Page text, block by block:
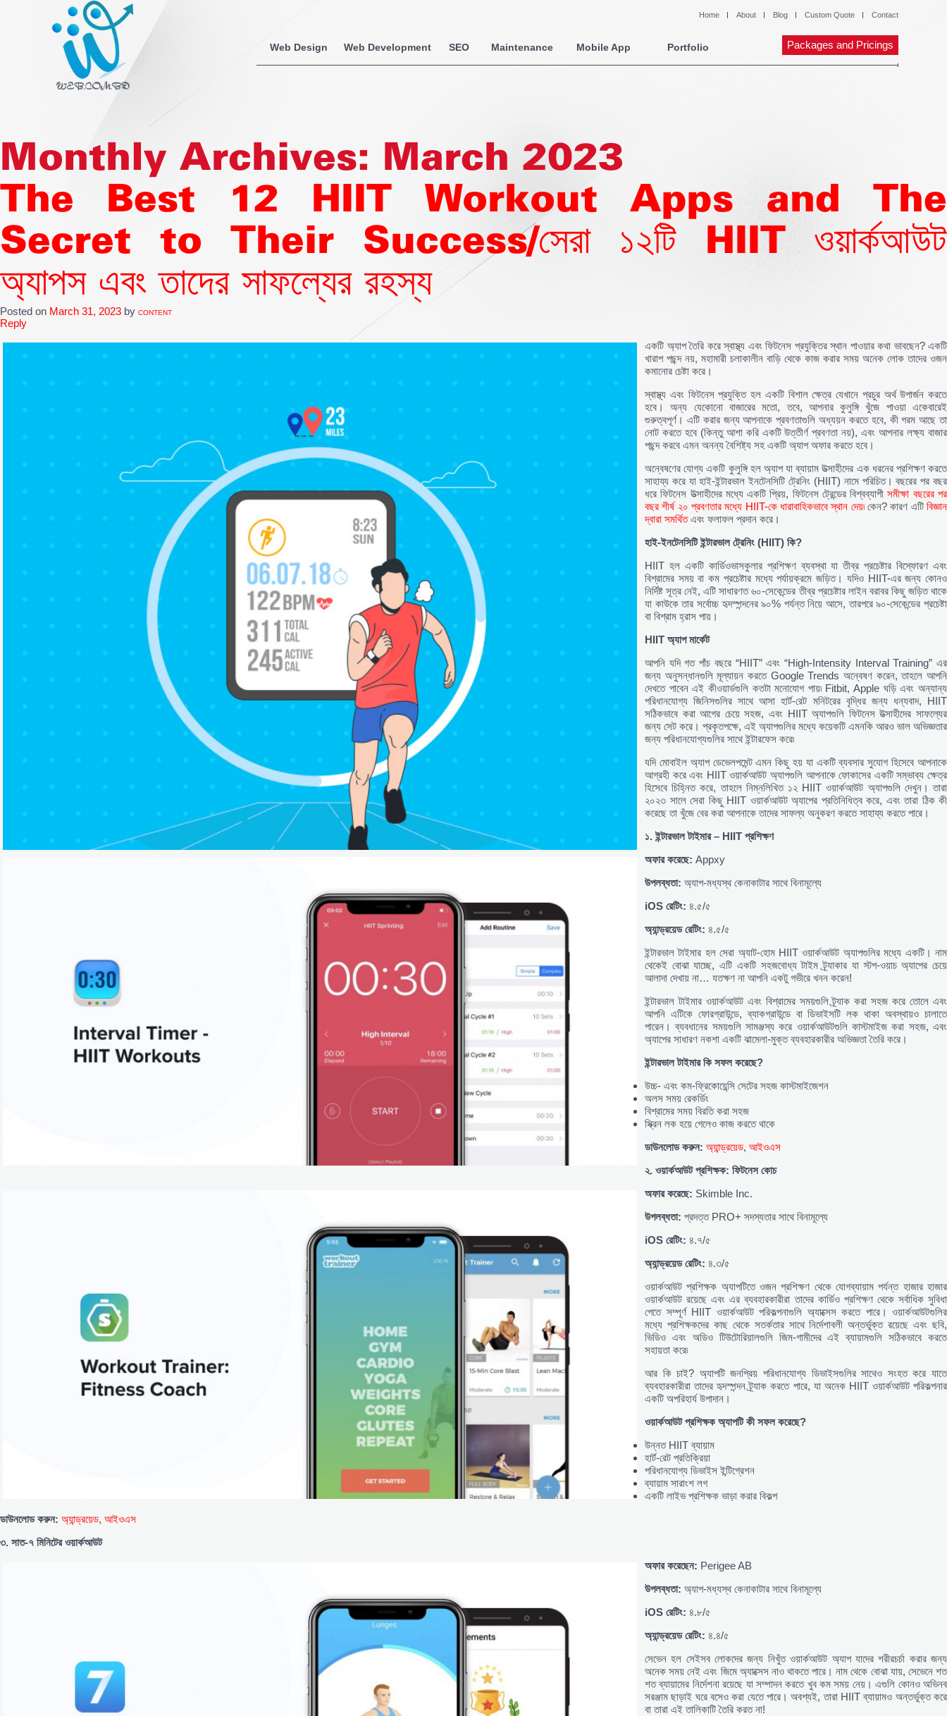
Home About Blog Custom Quote Contact
Web Design Web Development SEO Maintenance Mobile App Portfolio Packages and Pricings
Monthly Archives:
March 2023
The Best 12 HIIT Workout Apps and The
Secret to Their Success/সেরা ১২টি HIIT ওয়ার্কআউট
অ্যাপস এবং তাদের সাফল্যের রহস্য
Posted on March 31, 2023 by CONTENT
Reply
একটি অ্যাপ তৈরি করে স্বাস্থ্য এবং ফিটনেস প্রযুক্তির স্থান পাওয়ার কথা ভাবছেন? একটি
খারাপ পছন্দ নয়, মহামারী চলাকালীন বাড়ি থেকে কাজ করার সময় অনেক লোক তাদের ওজন
কমানোর চেষ্টা করে।
স্বাস্থ্য এবং ফিটনেস প্রযুক্তি হল একটি বিশাল ক্ষেত্র যেখানে প্রচুর অর্থ উপার্জন করতে
হবে। অন্য যেকোনো বাজারের মতো, তবে, আপনার কুলুঙ্গি খুঁজে পাওয়া একেবারেই
গুরুত্বপূর্ণ। এটি করার জন্য আপনাকে প্রবণতাগুলি অধ্যয়ন করতে হবে, কী গরম আছে তা
নোট করতে হবে (কিন্তু আশা করি একটি উত্তীর্ণ প্রবণতা নয়), এবং আপনার লক্ষ্য বাজার
পছন্দ করবে এমন অনন্য বৈশিষ্ট্য সহ একটি অ্যাপ অফার করতে হবে।
অন্বেষণের যোগ্য একটি কুলুঙ্গি হল অ্যাপ যা ব্যায়াম উত্সাহীদের এক ধরনের প্রশিক্ষণ করতে
সাহায্য করে যা হাই-ইন্টারভাল ইনটেনসিটি ট্রেনিং (HIIT) নামে পরিচিত। বছরের পর বছর
ধরে ফিটনেস উত্সাহীদের মধ্যে একটি প্রিয়, ফিটনেস ট্রেন্ডের বিশ্বব্যাপীসমীক্ষা বছরের পর
বছর শীর্ষ ২০ প্রবণতার মধ্যে HIIT-কে ধারাবাহিকভাবে স্থান দেয়৷কেন? কারণ এটিবিজ্ঞান
দ্বারা সমর্থিতএবং ফলাফল প্রদান করে।
হাই-ইনটেনসিটিইন্টারভালট্রেনিং (HIIT) কি?
HIIT হল একটি কার্ডিওভাসকুলার প্রশিক্ষণ ব্যবস্থা যা তীব্র প্রচেষ্টার বিস্ফোরণ এবং
বিশ্রামের সময় বা কম প্রচেষ্টার মধ্যে পর্যায়ক্রমে জড়িত। যদিও HIIT-এর জন্য কোনও
নির্দিষ্ট সূত্র নেই, এটি সাধারণত ৬০-সেকেন্ডের তীব্র প্রচেষ্টার লাইন বরাবর কিছু জড়িত থাকে
যা কাউকে তার সর্বোচ্চ হৃদস্পন্দনের ৯০% পর্যন্ত নিয়ে আসে, তারপরে ৯০-সেকেন্ডের প্রচেষ্টা
বা বিশ্রাম হ্রাস পায়।
HIIT অ্যাপমার্কেট
আপনি যদি গত পাঁচ বছরে “HIIT” এবং “High-Intensity Interval Training” এর
জন্য অনুসন্ধানগুলি মূল্যায়ন করতে Google Trends অন্বেষণ করেন, তাহলে আপনি
দেখতে পাবেন এই কীওয়ার্ডগুলি কতটা মনোযোগ পায়৷ Fitbit, Apple ঘড়ি এবং অন্যান্য
পরিধানযোগ্য জিনিসগুলির সাথে আসা হার্ট-রেট মনিটরের বৃদ্ধির জন্য ধন্যবাদ, HIIT
সঠিকভাবে করা আগের চেয়ে সহজ, এবং HIIT অ্যাপগুলি ফিটনেস উত্সাহীদের সাফল্যের
জন্য সেট করে। প্রকৃতপক্ষে, এই অ্যাপগুলির মধ্যে কয়েকটি এমনকি আরও ভাল অভিজ্ঞতার
জন্য পরিধানযোগ্যগুলির সাথে ইন্টারফেস করে৷
যদি মোবাইল অ্যাপ ডেভেলপমেন্ট এমন কিছু হয় যা একটি ব্যবসার সুযোগ হিসেবে আপনাকে
আগ্রহী করে এবং HIIT ওয়ার্কআউট অ্যাপগুলি আপনাকে ফোকাসের একটি সম্ভাব্য ক্ষেত্র
হিসেবে চিহ্নিত করে, তাহলে নিম্নলিখিত ১২ HIIT ওয়ার্কআউট অ্যাপগুলি দেখুন। তারা
২০২৩ সালে সেরা কিছু HIIT ওয়ার্কআউট অ্যাপের প্রতিনিধিত্ব করে, এবং তারা ঠিক কী
করেছে তা খুঁজে বের করা আপনাকে তাদের সাফল্য অনুকরণ করতে সাহায্য করতে পারে।
১.ইন্টারভালটাইমার – HIIT প্রশিক্ষণ
অফারকরেছে: Appxy
উপলব্ধতা: অ্যাপ-মধ্যস্থ কেনাকাটার সাথে বিনামূল্যে
iOS রেটিং: ৪.৫/৫
অ্যান্ড্রয়েডরেটিং: ৪.৫/৫
ইন্টারভাল টাইমার হল সেরা অ্যাট-হোম HIIT ওয়ার্কআউট অ্যাপগুলির মধ্যে একটি। নাম
থেকেই বোঝা যাচ্ছে, এটি একটি সহজবোধ্য টাইম ট্র্যাকার যা স্টপ-ওয়াচ অ্যাপের চেয়ে
আলাদা দেখায় না… যতক্ষণ না আপনি একটু গভীরে খনন করেন!
ইন্টারভাল টাইমার ওয়ার্কআউট এবং বিশ্রামের সময়গুলি ট্র্যাক করা সহজ করে তোলে এবং
আপনি এটিকে ফোরগ্রাউন্ডে, ব্যাকগ্রাউন্ডে বা ডিভাইসটি লক থাকা অবস্থায়ও চালাতে
পারেন। ব্যবধানের সময়গুলি সামঞ্জস্য করে ওয়ার্কআউটগুলি কাস্টমাইজ করা সহজ, এবং
অ্যাপের সাধারণ নকশা একটি ঝামেলা-মুক্ত ব্যবহারকারীর অভিজ্ঞতা তৈরি করে।
ইন্টারভালটাইমারকিসফলকরেছে?
উচ্চ- এবং কম-ফ্রিকোয়েন্সি সেটের সহজ কাস্টমাইজেশন
অলস সময় রেকর্ডিং
বিশ্রামের সময় বিরতি করা সহজ
স্ক্রিন লক হয়ে গেলেও কাজ করতে থাকে
ডাউনলোডকরুন: অ্যান্ড্রয়েড, আইওএস
২. ওয়ার্কআউটপ্রশিক্ষক: ফিটনেসকোচ
অফারকরেছে: Skimble Inc.
উপলব্ধতা: প্রদত্ত PRO+ সদস্যতার সাথে বিনামূল্যে
iOS রেটিং: ৪.৭/৫
অ্যান্ড্রয়েডরেটিং: ৪.৩/৫
ওয়ার্কআউট প্রশিক্ষক অ্যাপটিতে ওজন প্রশিক্ষণ থেকে যোগব্যায়াম পর্যন্ত হাজার হাজার
ওয়ার্কআউট রয়েছে এবং এর ব্যবহারকারীরা তাদের কার্ডিও প্রশিক্ষণ থেকে সর্বাধিক সুবিধা
পেতে সম্পূর্ণ HIIT ওয়ার্কআউট পরিকল্পনাগুলি অ্যাক্সেস করতে পারে। ওয়ার্কআউটগুলির
মধ্যে প্রশিক্ষকদের কাছ থেকে সতর্কতার সাথে নির্দেশাবলী অন্তর্ভুক্ত রয়েছে এবং ছবি,
ভিডিও এবং অডিও টিউটোরিয়ালগুলি জিম-গামীদের এই ব্যায়ামগুলি সঠিকভাবে করতে
সহায়তা করে৷
আর কি চাই? অ্যাপটি জনপ্রিয় পরিধানযোগ্য ডিভাইসগুলির সাথেও সংহত করে যাতে
ব্যবহারকারীরা তাদের হৃদস্পন্দন ট্র্যাক করতে পারে, যা অনেক HIIT ওয়ার্কআউট পরিকল্পনার
একটি অপরিহার্য উপাদান।
ওয়ার্কআউটপ্রশিক্ষকঅ্যাপটিকীসফলকরেছে?
উন্নত HIIT ব্যায়াম
হার্ট-রেট প্রতিক্রিয়া
পরিধানযোগ্য ডিভাইস ইন্টিগ্রেশন
ব্যায়াম সারাংশ লগ
একটি লাইভ প্রশিক্ষক ভাড়া করার বিকল্প
ডাউনলোডকরুন: অ্যান্ড্রয়েড, আইওএস
৩. সাত-৭ মিনিটেরওয়ার্কআউট
অফারকরেছেন: Perigee AB
উপলব্ধতা: অ্যাপ-মধ্যস্থ কেনাকাটার সাথে বিনামূল্যে
iOS রেটিং: ৪.৮/৫
অ্যান্ড্রয়েডরেটিং: ৪.৪/৫
সেভেন হল সেইসব লোকদের জন্য নিখুঁত ওয়ার্কআউট অ্যাপ যাদের শরীরচর্চা করার জন্য
অনেক সময় নেই এবং জিমে অ্যাক্সেস নাও থাকতে পারে। নাম থেকে বোঝা যায়, সেভেনে শত
শত ব্যায়ামের নির্দেশনা রয়েছে যা সম্পাদন করতে খুব কম সময় নেয়। এগুলি কোনও অভিনব
সরঞ্জাম ছাড়াই ঘরে বসেও করা যেতে পারে। অবশ্যই, তারা HIIT ব্যায়ামও অন্তর্ভুক্ত করে
বা তারা এই তালিকাটি তৈরি করত না!